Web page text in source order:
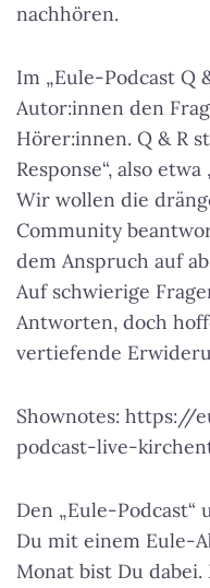
nachhören.
Im „Eule-Podcast Q
Autor:innen den
Hörer:innen. Q & R
Response“, also
Wir wollen die
Community
dem Anspruch auf
Auf schwierige
Antworten, doch
vertiefende
Shownotes: https://
podcast-live-
Den „Eule-Podcast“
Du mit einem Eule-
Monat bist Du